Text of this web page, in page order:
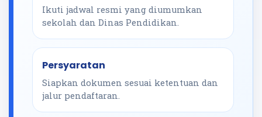
Ikuti jadwal resmi yang diumumkan
sekolah dan Dinas Pendidikan.
Persyaratan
Siapkan dokumen sesuai ketentuan dan
jalur pendaftaran.